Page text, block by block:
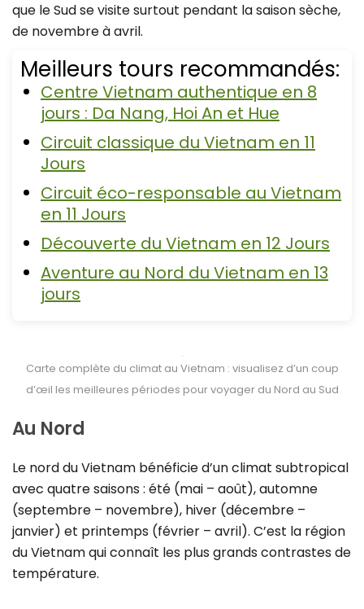
que le Sud se visite surtout pendant la saison sèche,
de novembre à avril.
Meilleurs tours recommandés:
Centre Vietnam authentique en 8
jours : Da Nang, Hoi An et Hue
Circuit classique du Vietnam en 11
Jours
Circuit éco-responsable au Vietnam
en 11 Jours
Découverte du Vietnam en 12 Jours
Aventure au Nord du Vietnam en 13
jours
Carte complète du climat au Vietnam : visualisez d’un coup
d’œil les meilleures périodes pour voyager du Nord au Sud
Au Nord
Le nord du Vietnam bénéficie d’un climat subtropical
avec quatre saisons : été (mai – août), automne
(septembre – novembre), hiver (décembre –
janvier) et printemps (février – avril). C’est la région
du Vietnam qui connaît les plus grands contrastes de
température.